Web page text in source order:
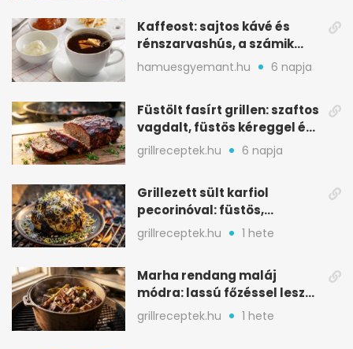
Kaffeost: sajtos kávé és
rénszarvashús, a számik
melegítő itala
hamuesgyemant.hu 6 napja
Füstölt fasírt grillen: szaftos
vagdalt, füstös kéreggel és
BBQ mázzal
grillreceptek.hu 6 napja
Grillezett sült karfiol
pecorinóval: füstös,
karamellizált nyári kedvenc
grillreceptek.hu 1 hete
Marha rendang maláj
módra: lassú főzéssel lesz
igazán szaftos
grillreceptek.hu 1 hete